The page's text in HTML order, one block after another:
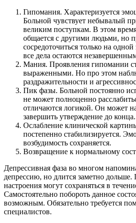
Гипомания. Характеризуется
Больной чувствует небывалый
великим поступкам. В этом
общается с другими людьми, но
сосредоточиться только на одной
все дела остаются
Мания. Проявления гипомании
выраженными. Но про этом
раздражительности и
Пик фазы. Больной постоянно
не может полноценно
отличаются логикой. Он может
завершить утверждение до конца.
Ослабление клинической
постепенно стабилизируется.
возбудимость сохраняется.
Возвращение к нормальному
Депрессивная фаза во многом
депрессию, но длится заметно
настроения могут сохраняться в
Самостоятельно побороть данное
возможным. Обязательно требуется
специалистов.